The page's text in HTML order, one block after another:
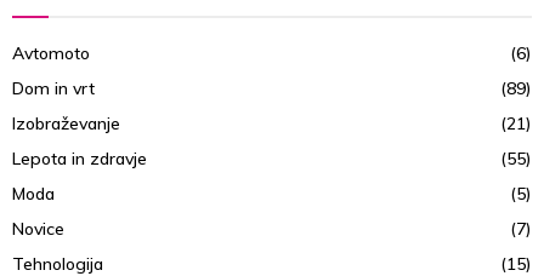
Avtomoto
(6)
Dom in vrt
(89)
Izobraževanje
(21)
Lepota in zdravje
(55)
Moda
(5)
Novice
(7)
Tehnologija
(15)